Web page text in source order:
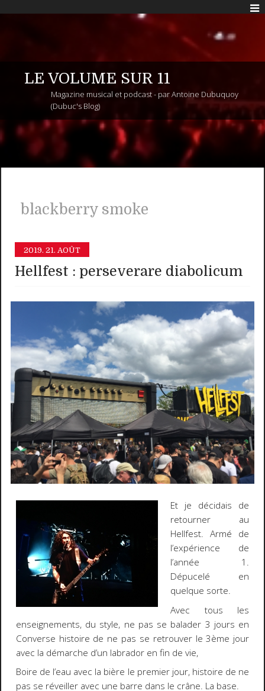
LE VOLUME SUR 11
Magazine musical et podcast - par Antoine Dubuquoy
(Dubuc's Blog)
blackberry smoke
2019. 21. AOÛT
Hellfest : perseverare diabolicum
Et je décidais de
retourner au
Hellfest. Armé de
l’expérience de
l’année 1.
Dépucelé en
quelque sorte.
Avec tous les
enseignements, du style, ne pas se balader 3 jours en
Converse histoire de ne pas se retrouver le 3ème jour
avec la démarche d’un labrador en fin de vie,
Boire de l’eau avec la bière le premier jour, histoire de ne
pas se réveiller avec une barre dans le crâne. La base.